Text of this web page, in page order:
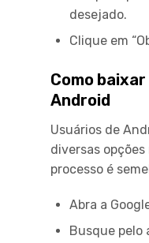
desejado.
Clique em
Como
Android
Usuários de
diversas opções
processo é
Abra a
Busque pelo